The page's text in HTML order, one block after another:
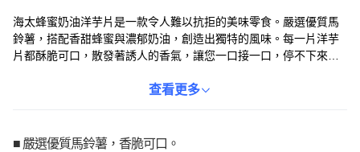
海太蜂蜜奶油洋芋片是一款令人難以抗拒的美味零食。嚴選優質馬
鈴薯，搭配香甜蜂蜜與濃郁奶油，創造出獨特的風味。每一片洋芋
片都酥脆可口，散發著誘人的香氣，讓您一口接一口，停不下來。
戶外活動或居家休閒，海太蜂蜜奶油洋芋片都是您的最佳選擇。
查看更多
■ 嚴選優質馬鈴薯，香脆可口。